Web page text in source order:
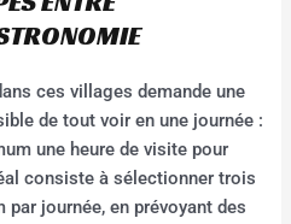
ces villages demande une
de tout voir en une journée :
une heure de visite pour
consiste à sélectionner trois
journée, en prévoyant des